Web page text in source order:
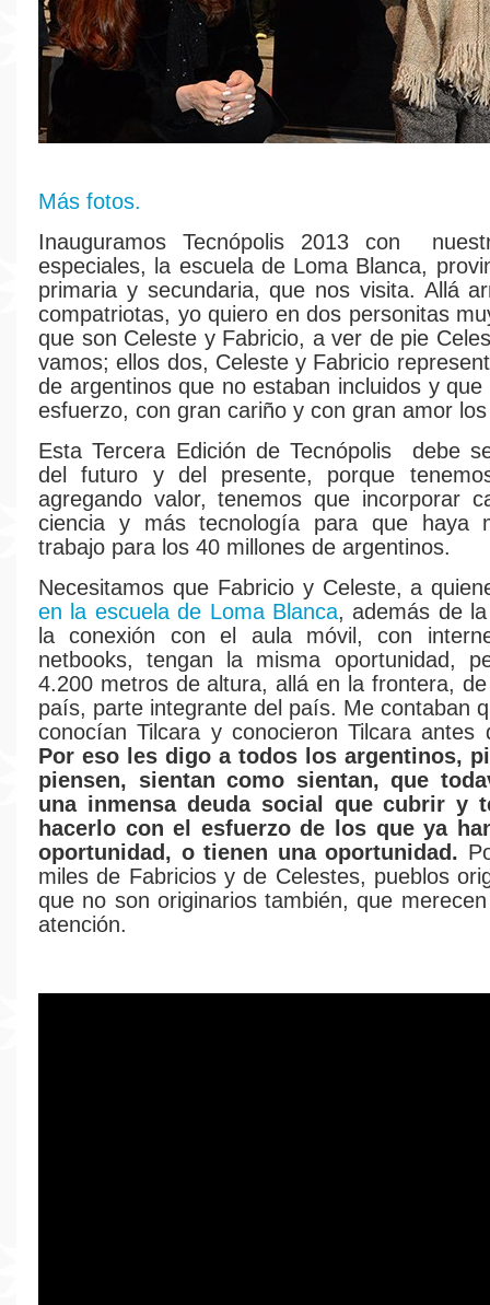
Más fotos.
Inauguramos Tecnópolis 2013 con
especiales, la escuela de Loma Blanca,
primaria y secundaria, que nos visita. Allá
compatriotas, yo quiero en dos personitas
que son Celeste y Fabricio, a ver de pie
vamos; ellos dos, Celeste y Fabricio
de argentinos que no estaban incluidos y
esfuerzo, con gran cariño y con gran amor
Esta Tercera Edición de Tecnópolis debe
del futuro y del presente, porque
agregando valor, tenemos que incorporar
ciencia y más tecnología para que haya
trabajo para los 40 millones de argentinos.
Necesitamos que Fabricio y Celeste, a
en la escuela de Loma Blanca, además de
la conexión con el aula móvil, con
netbooks, tengan la misma oportunidad,
4.200 metros de altura, allá en la frontera,
país, parte integrante del país. Me contaban
conocían Tilcara y conocieron Tilcara antes
Por eso les digo a todos los argentinos,
piensen, sientan como sientan, que
una inmensa deuda social que cubrir y
hacerlo con el esfuerzo de los que ya
oportunidad, o tienen una oportunidad.
miles de Fabricios y de Celestes, pueblos
que no son originarios también, que
atención.